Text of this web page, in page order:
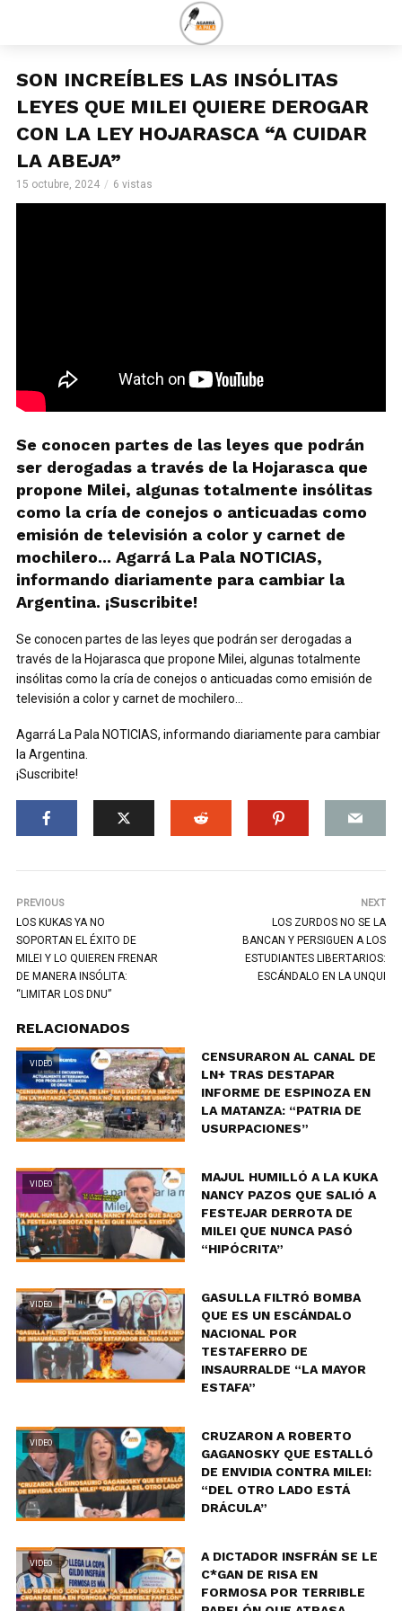
SON INCREÍBLES LAS INSÓLITAS
LEYES QUE MILEI QUIERE DEROGAR
CON LA LEY HOJARASCA “A CUIDAR
LA ABEJA”
15 octubre, 2024 6 vistas
Se conocen partes de las leyes que podrán
ser derogadas a través de la Hojarasca que
propone Milei, algunas totalmente insólitas
como la cría de conejos o anticuadas como
emisión de televisión a color y carnet de
mochilero... Agarrá La Pala NOTICIAS,
informando diariamente para cambiar la
Argentina. ¡Suscribite!
Se conocen partes de las leyes que podrán ser derogadas a
través de la Hojarasca que propone Milei, algunas totalmente
insólitas como la cría de conejos o anticuadas como emisión de
televisión a color y carnet de mochilero…
Agarrá La Pala NOTICIAS, informando diariamente para cambiar
la Argentina.
¡Suscribite!
PREVIOUS
LOS KUKAS YA NO
SOPORTAN EL ÉXITO DE
MILEI Y LO QUIEREN FRENAR
DE MANERA INSÓLITA:
“LIMITAR LOS DNU”
NEXT
LOS ZURDOS NO SE LA
BANCAN Y PERSIGUEN A LOS
ESTUDIANTES LIBERTARIOS:
ESCÁNDALO EN LA UNQUI
RELACIONADOS
VIDEO
CENSURARON AL CANAL DE
LN+ TRAS DESTAPAR
INFORME DE ESPINOZA EN
LA MATANZA: “PATRIA DE
USURPACIONES”
VIDEO
MAJUL HUMILLÓ A LA KUKA
NANCY PAZOS QUE SALIÓ A
FESTEJAR DERROTA DE
MILEI QUE NUNCA PASÓ
“HIPÓCRITA”
VIDEO
GASULLA FILTRÓ BOMBA
QUE ES UN ESCÁNDALO
NACIONAL POR
TESTAFERRO DE
INSAURRALDE “LA MAYOR
ESTAFA”
VIDEO
CRUZARON A ROBERTO
GAGANOSKY QUE ESTALLÓ
DE ENVIDIA CONTRA MILEI:
“DEL OTRO LADO ESTÁ
DRÁCULA”
VIDEO
A DICTADOR INSFRÁN SE LE
C*GAN DE RISA EN
FORMOSA POR TERRIBLE